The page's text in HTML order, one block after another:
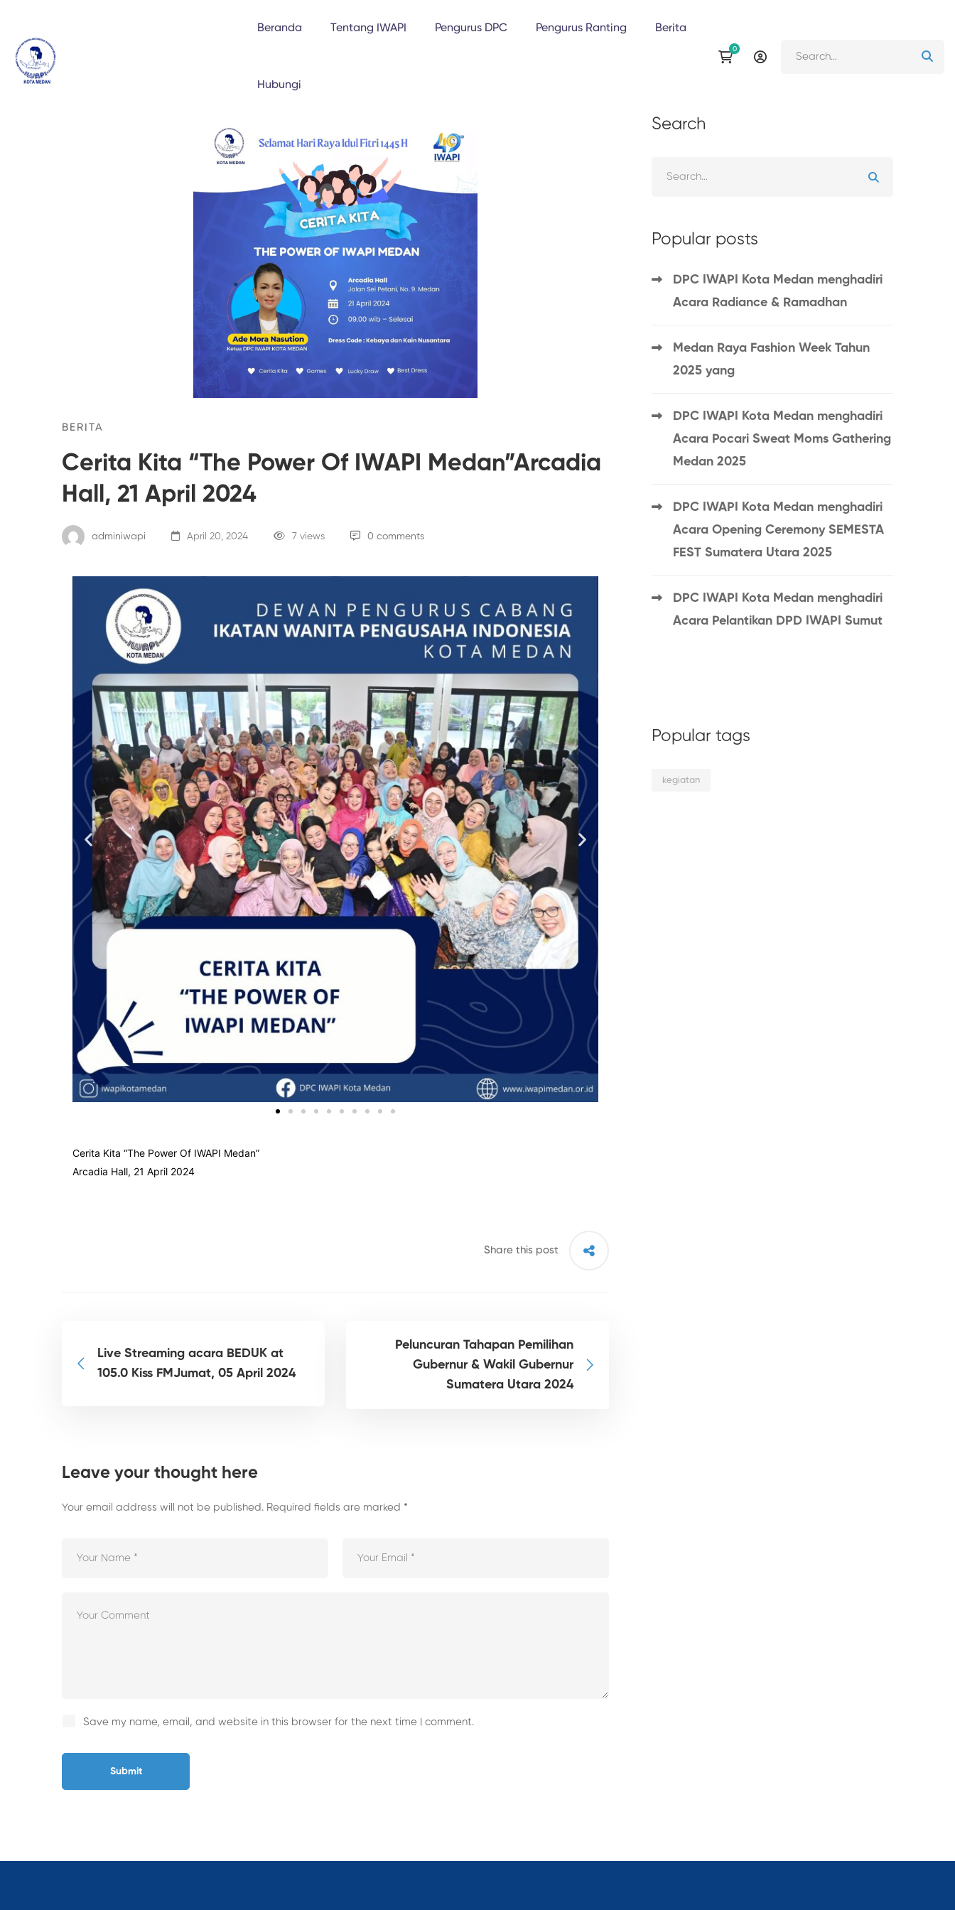
Beranda Tentang IWAPI Pengurus DPC Pengurus Ranting Berita
Hubungi
BERITA
Cerita Kita “The Power Of IWAPI Medan”Arcadia
Hall, 21 April 2024
adminiwapi April 20, 2024 7 views 0 comments
Cerita Kita “The Power Of IWAPI Medan”
Arcadia Hall, 21 April 2024
Share this post
Live Streaming acara BEDUK at
105.0 Kiss FMJumat, 05 April 2024
Peluncuran Tahapan Pemilihan
Gubernur & Wakil Gubernur
Sumatera Utara 2024
Leave your thought here
Your email address will not be published. Required fields are marked *
Save my name, email, and website in this browser for the next time I comment.
Search
Popular posts
DPC IWAPI Kota Medan menghadiri
Acara Radiance & Ramadhan
Medan Raya Fashion Week Tahun
2025 yang
DPC IWAPI Kota Medan menghadiri
Acara Pocari Sweat Moms Gathering
Medan 2025
DPC IWAPI Kota Medan menghadiri
Acara Opening Ceremony SEMESTA
FEST Sumatera Utara 2025
DPC IWAPI Kota Medan menghadiri
Acara Pelantikan DPD IWAPI Sumut
Popular tags
kegiatan